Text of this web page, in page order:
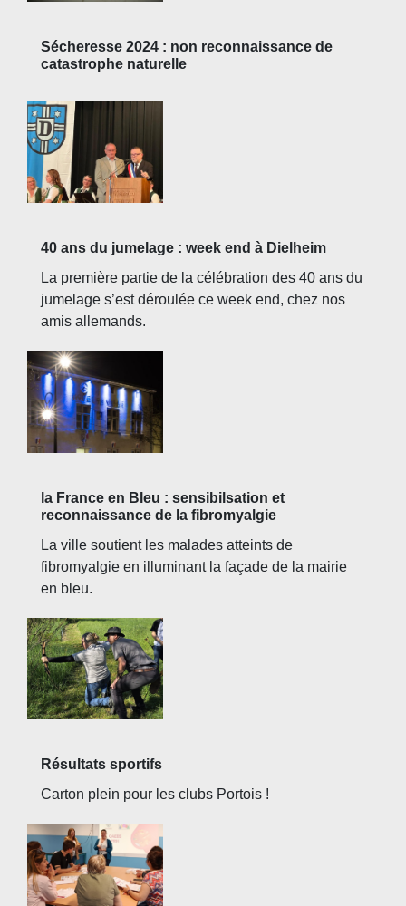
Sécheresse 2024 : non reconnaissance de
catastrophe naturelle
40 ans du jumelage : week end à Dielheim
La première partie de la célébration des 40 ans du
jumelage s’est déroulée ce week end, chez nos
amis allemands.
la France en Bleu : sensibilsation et
reconnaissance de la fibromyalgie
La ville soutient les malades atteints de
fibromyalgie en illuminant la façade de la mairie
en bleu.
Résultats sportifs
Carton plein pour les clubs Portois !